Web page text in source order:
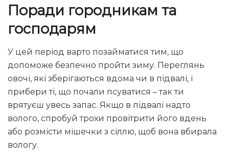
Поради городникам та
господарям
У цей період варто позайматися тим, що
допоможе безпечно пройти зиму. Переглянь
овочі, які зберігаються вдома чи в підвалі, і
прибери ті, що почали псуватися – так ти
врятуєш увесь запас. Якщо в підвалі надто
волого, спробуй трохи провітрити його вдень
або розмісти мішечки з сіллю, щоб вона вбирала
вологу.